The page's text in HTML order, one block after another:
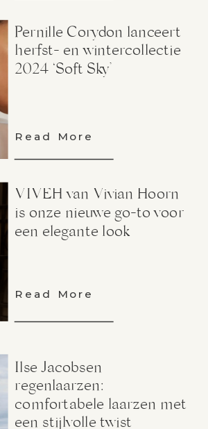
Read More
Pernille Corydon lanceert
herfst- en wintercollectie
2024 ‘Soft Sky’
Read More
VIVEH van Vivian Hoorn
is onze nieuwe go-to voor
een elegante look
Ilse Jacobsen
regenlaarzen:
comfortabele laarzen met